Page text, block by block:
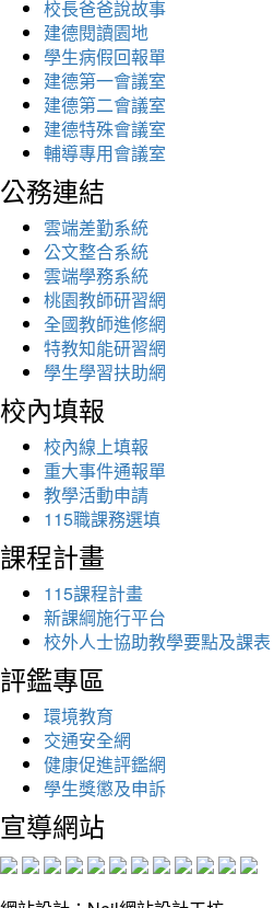
校長爸爸說故事
建德閱讀園地
學生病假回報單
建德第一會議室
建德第二會議室
建德特殊會議室
輔導專用會議室
公務連結
雲端差勤系統
公文整合系統
雲端學務系統
桃園教師研習網
全國教師進修網
特教知能研習網
學生學習扶助網
校內填報
校內線上填報
重大事件通報單
教學活動申請
115職課務選填
課程計畫
115課程計畫
新課綱施行平台
校外人士協助教學要點及課表
評鑑專區
環境教育
交通安全網
健康促進評鑑網
學生獎懲及申訴
宣導網站